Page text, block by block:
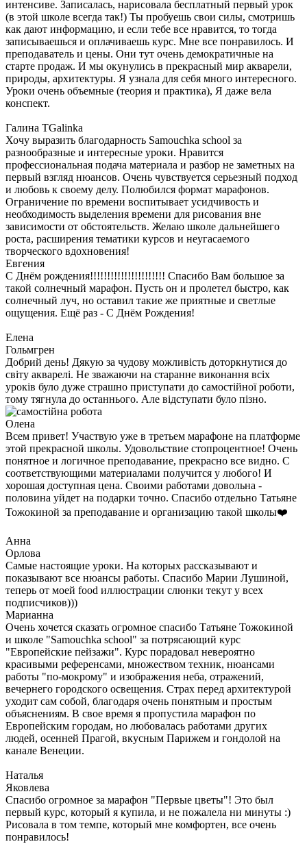
интенсиве. Записалась, нарисовала бесплатный первый урок
(в этой школе всегда так!) Ты пробуешь свои силы, смотришь
как дают информацию, и если тебе все нравится, то тогда
записываешься и оплачиваешь курс. Мне все понравилось. И
преподаватель и цены. Они тут очень демократичные на
старте продаж. И мы окунулись в прекрасный мир акварели,
природы, архитектуры. Я узнала для себя много интересного.
Уроки очень объемные (теория и практика), Я даже вела
конспект.
Галина TGalinka
Хочу выразить благодарность Samouchka school за
разнообразные и интересные уроки. Нравится
профессиональная подача материала и разбор не заметных на
первый взгляд нюансов. Очень чувствуется серьезный подход
и любовь к своему делу. Полюбился формат марафонов.
Ограничение по времени воспитывает усидчивость и
необходимость выделения времени для рисования вне
зависимости от обстоятельств. Желаю школе дальнейшего
роста, расширения тематики курсов и неугасаемого
творческого вдохновения!
Евгения
С Днём рождения!!!!!!!!!!!!!!!!!!!!!! Спасибо Вам большое за
такой солнечный марафон. Пусть он и пролетел быстро, как
солнечный луч, но оставил такие же приятные и светлые
ощущения. Ещё раз - С Днём Рождения!
Елена
Гольмгрен
Добрий день! Дякую за чудову можливість доторкнутися до
світу акварелі. Не зважаючи на старанне виконання всіх
уроків було дуже страшно приступати до самостійної роботи,
тому тягнула до останнього. Але відступати було пізно.
Олена
Всем привет! Участвую уже в третьем марафоне на платформе
этой прекрасной школы. Удовольствие стопроцентное! Очень
понятное и логичное преподавание, прекрасно все видно. С
соответствующими материалами получится у любого! И
хорошая доступная цена. Своими работами довольна -
половина уйдет на подарки точно. Спасибо отдельно Татьяне
Тожокиной за преподавание и организацию такой школы❤️
Анна
Орлова
Самые настоящие уроки. На которых рассказывают и
показывают все нюансы работы. Спасибо Марии Лушиной,
теперь от моей food иллюстрации слюнки текут у всех
подписчиков)))
Марианна
Очень хочется сказать огромное спасибо Татьяне Тожокиной
и школе "Samouchka school" за потрясающий курс
"Европейские пейзажи". Курс порадовал невероятно
красивыми референсами, множеством техник, нюансами
работы "по-мокрому" и изображения неба, отражений,
вечернего городского освещения. Страх перед архитектурой
уходит сам собой, благодаря очень понятным и простым
объяснениям. В свое время я пропустила марафон по
Европейским городам, но любовалась работами других
людей, осенней Прагой, вкусным Парижем и гондолой на
канале Венеции.
Наталья
Яковлева
Спасибо огромное за марафон "Первые цветы"! Это был
первый курс, который я купила, и не пожалела ни минуты :)
Рисовала в том темпе, который мне комфортен, все очень
понравилось!